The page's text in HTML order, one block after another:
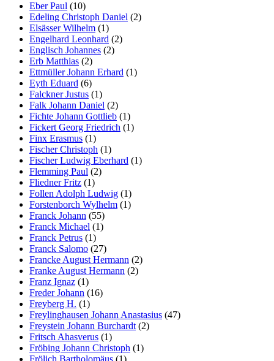
Eber Paul (10)
Edeling Christoph Daniel (2)
Elsässer Wilhelm (1)
Engelhard Leonhard (2)
Englisch Johannes (2)
Erb Matthias (2)
Ettmüller Johann Erhard (1)
Eyth Eduard (6)
Falckner Justus (1)
Falk Johann Daniel (2)
Fichte Johann Gottlieb (1)
Fickert Georg Friedrich (1)
Finx Erasmus (1)
Fischer Christoph (1)
Fischer Ludwig Eberhard (1)
Flemming Paul (2)
Fliedner Fritz (1)
Follen Adolph Ludwig (1)
Forstenborch Wylhelm (1)
Franck Johann (55)
Franck Michael (1)
Franck Petrus (1)
Franck Salomo (27)
Francke August Hermann (2)
Franke August Hermann (2)
Franz Ignaz (1)
Freder Johann (16)
Freyberg H. (1)
Freylinghausen Johann Anastasius (47)
Freystein Johann Burchardt (2)
Fritsch Ahasverus (1)
Fröbing Johann Christoph (1)
Frölich Bartholomäus (1)